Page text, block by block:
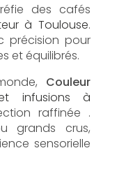
des cafés
à Toulouse.
précision pour
et équilibrés.
Couleur
infusions à
raffinée .
grands crus,
sensorielle